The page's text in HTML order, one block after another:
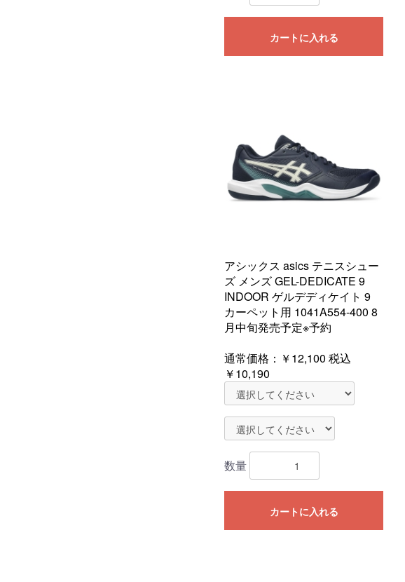
カートに入れる
アシックス asics テニスシュー
ズ メンズ GEL-DEDICATE 9
INDOOR ゲルデディケイト 9
カーペット用 1041A554-400 8
月中旬発売予定※予約
通常価格： ￥12,100 税込
￥10,190
数量
カートに入れる